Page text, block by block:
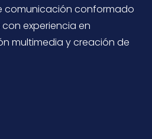
comunicación conformado
experiencia en
multimedia y creación de